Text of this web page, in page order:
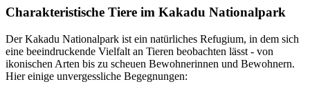
Charakteristische Tiere im Kakadu Nationalpark
Der Kakadu Nationalpark ist ein natürliches Refugium, in dem sich
eine beeindruckende Vielfalt an Tieren beobachten lässt - von
ikonischen Arten bis zu scheuen Bewohnerinnen und Bewohnern.
Hier einige unvergessliche Begegnungen: